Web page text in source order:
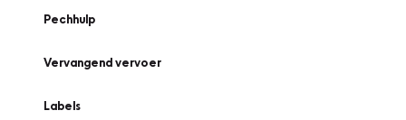
Pechhulp
Vervangend vervoer
Labels